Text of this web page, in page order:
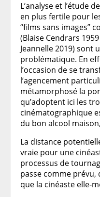
L’analyse et l’étude
en plus fertile pour
“films sans images”
(Blaise Cendrars
Jeannelle 2019)
problématique. En
l’occasion de se
l’agencement
métamorphosé la
qu’adoptent ici les
cinématographique
du bon alcool
La distance
vraie pour une
processus de
passe comme prévu,
que la cinéaste elle-